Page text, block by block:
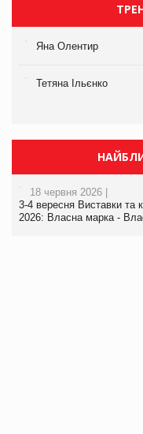
Яна Олентир
Тетяна Ільєнко
18 червня 2026 |
3-4 вересня Виставки та
2026: Власна марка -